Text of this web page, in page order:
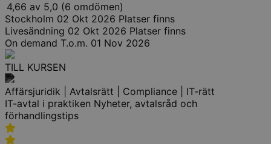
4,66 av 5,0 (6 omdömen)
Stockholm 02 Okt 2026 Platser finns
Livesändning 02 Okt 2026 Platser finns
On demand T.o.m. 01 Nov 2026
TILL KURSEN
Affärsjuridik | Avtalsrätt | Compliance | IT-rätt
IT-avtal i praktiken Nyheter, avtalsråd och
förhandlingstips